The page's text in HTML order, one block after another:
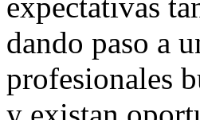
expectativas
dando paso a
profesionales